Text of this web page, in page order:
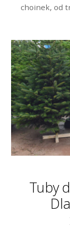
choinek, od
Tuby